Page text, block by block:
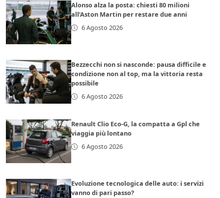
Alonso alza la posta: chiesti 80 milioni
all’Aston Martin per restare due anni
6 Agosto 2026
Bezzecchi non si nasconde: pausa difficile e
condizione non al top, ma la vittoria resta
possibile
6 Agosto 2026
Renault Clio Eco-G, la compatta a Gpl che
viaggia più lontano
6 Agosto 2026
Evoluzione tecnologica delle auto: i servizi
vanno di pari passo?